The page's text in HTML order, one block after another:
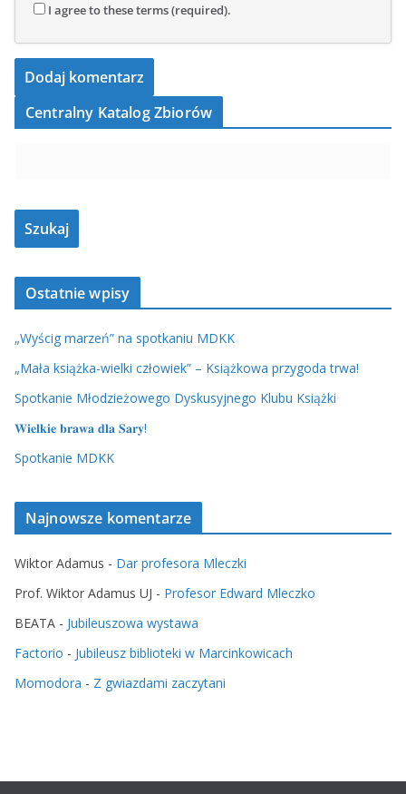
I agree to these terms (required).
Centralny Katalog Zbiorów
Ostatnie wpisy
„Wyścig marzeń” na spotkaniu MDKK
„Mała książka-wielki człowiek” – Książkowa przygoda trwa!
Spotkanie Młodzieżowego Dyskusyjnego Klubu Książki
𝐖𝐢𝐞𝐥𝐤𝐢𝐞 𝐛𝐫𝐚𝐰𝐚 𝐝𝐥𝐚 𝐒𝐚𝐫𝐲!
Spotkanie MDKK
Najnowsze komentarze
Wiktor Adamus - Dar profesora Mleczki
Prof. Wiktor Adamus UJ - Profesor Edward Mleczko
BEATA - Jubileuszowa wystawa
Factorio - Jubileusz biblioteki w Marcinkowicach
Momodora - Z gwiazdami zaczytani